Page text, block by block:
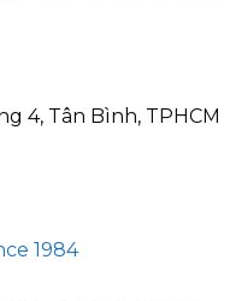
4, Tân Bình, TPHCM
1984